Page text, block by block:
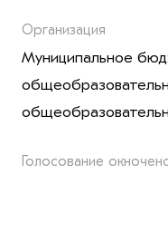
Организация
Муниципальное
Голосование